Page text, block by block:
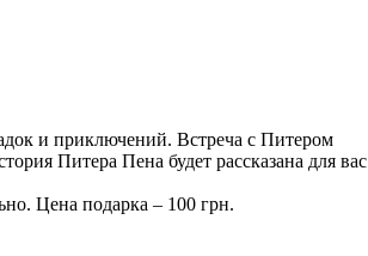
и приключений. Встреча с Питером
Питера Пена будет рассказана для вас
Цена подарка – 100 грн.